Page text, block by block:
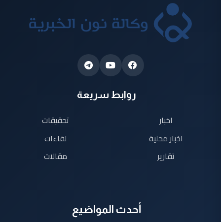
روابط سريعة
اخبار
اخبار محلية
تقارير
تحقيقات
لقاءات
مقالات
أحدث المواضيع